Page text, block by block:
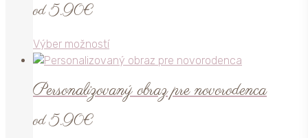
od5.90€
Výber možnostíTento
produkt
viacero
Personalizovaný obraz pre novorodenca
od5.90€